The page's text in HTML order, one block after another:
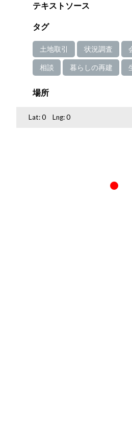
テキストソース
タグ
土地取引 状況調査
相談 暮らしの再建
場所
Lat:0 Lng:0